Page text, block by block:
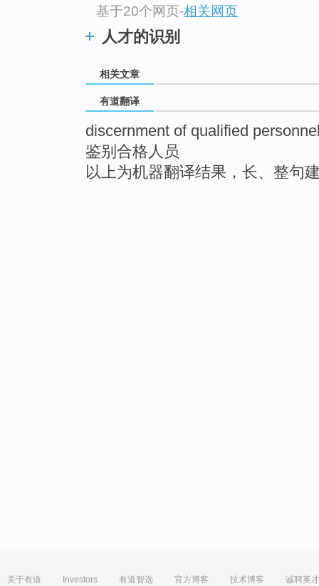
基于20个网页-相关网页
人才的识别
相关文章
有道翻译
discernment of qualified
鉴别合格人员
以上为机器翻译结果，长、整句
关于有道 Investors 有道智选 官方博客 技术博客 诚聘英才